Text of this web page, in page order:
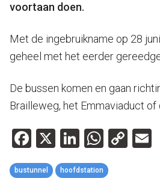
voortaan doen.
Met de ingebruikname op 28
geheel met het eerder
De bussen komen en gaan
Brailleweg, het Emmaviaduct
Facebook
X LinkedIn
Copy
bustunnel hoofdstation